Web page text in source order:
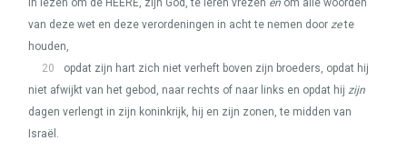
in lezen om de HEERE, zijn God, te leren vrezen en om alle woorden
van deze wet en deze verordeningen in acht te nemen door zete
houden,
20
opdat zijn hart zich niet verheft boven zijn broeders, opdat hij
niet afwijkt van het gebod, naar rechts of naar links en opdat hij zijn
dagen verlengt in zijn koninkrijk, hij en zijn zonen, te midden van
Israël.